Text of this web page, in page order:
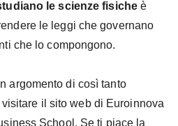
le scienze fisiche è
le leggi che governano
che lo compongono.
argomento di così tanto
il sito web di Euroinnova
School. Se ti piace la